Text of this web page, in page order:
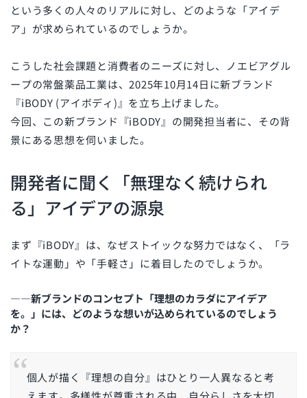
という多くの人々のリアルに対し、どのような「アイデ
ア」が求められているのでしょうか。
こうした社会課題と消費者のニーズに対し、ノエビアグル
ープの常盤薬品工業は、2025年10月14日に新ブランド
『iBODY (アイボディ)』を立ち上げました。
今回、この新ブランド『iBODY』の開発担当者に、その背
景にある思想を伺いました。
開発者に聞く「無理なく続けられ
る」アイデアの源泉
まず『iBODY』は、なぜストイックな努力ではなく、「ラ
イトな運動」や「手軽さ」に着目したのでしょうか。
――新ブランドのコンセプト「理想のカラダにアイデア
を。」には、どのような想いが込められているのでしょう
か？
個人が描く『理想の自分』はひとり一人異なると考